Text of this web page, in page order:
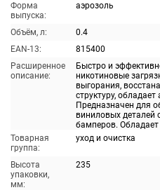
Форма
выпуска:
аэрозоль
Объём, л:
0.4
EAN-13:
815400
Расширенное
описание:
Быстро и
никотиновые
выгорания,
структуру,
Предназначен для
виниловых деталей
бамперов.
Товарная
группа:
уход и очистка
Высота
упаковки,
мм:
235